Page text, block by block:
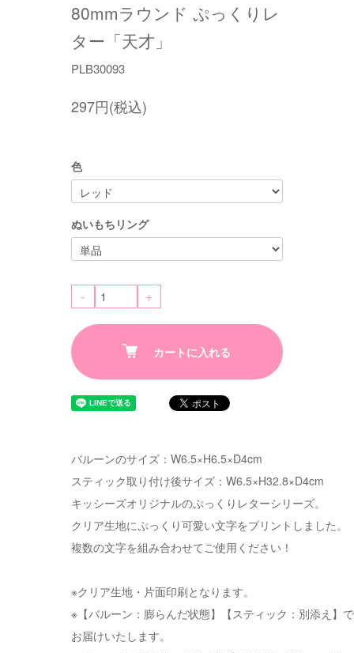
80mmラウンド ぷっくりレ
ター「天才」
PLB30093
297円(税込)
色
ぬいもちリング
- +
カートに入れる
バルーンのサイズ：W6.5×H6.5×D4cm
スティック取り付け後サイズ：W6.5×H32.8×D4cm
キッシーズオリジナルのぷっくりレターシリーズ。
クリア生地にぷっくり可愛い文字をプリントしました。
複数の文字を組み合わせてご使用ください！
※クリア生地・片面印刷となります。
※【バルーン：膨らんだ状態】【スティック：別添え】で
お届けいたします。